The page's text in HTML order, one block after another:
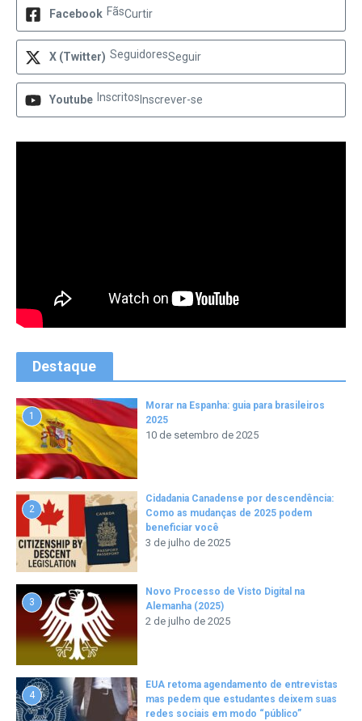
Facebook FãsCurtir
X (Twitter) SeguidoresSeguir
Youtube Inscritos Inscrever-se
Destaque
1
Morar na Espanha: guia para brasileiros
2025
10 de setembro de 2025
2
Cidadania Canadense por descendência:
Como as mudanças de 2025 podem
beneficiar você
3 de julho de 2025
3
Novo Processo de Visto Digital na
Alemanha (2025)
2 de julho de 2025
4
EUA retoma agendamento de entrevistas
mas pedem que estudantes deixem suas
redes sociais em modo “público”